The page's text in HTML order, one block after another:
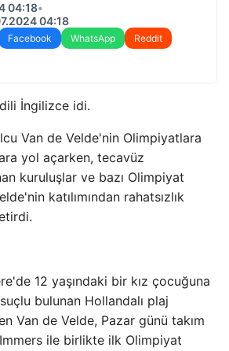
04:18•
04:18
Facebook WhatsApp
Reddit
İngilizce idi.
Van de Velde'nin Olimpiyatlara
yol açarken, tecavüz
kuruluşlar ve bazı Olimpiyat
katılımından rahatsızlık
12 yaşındaki bir kız çocuğuna
bulunan Hollandalı plaj
Van de Velde, Pazar günü takım
ile birlikte ilk Olimpiyat